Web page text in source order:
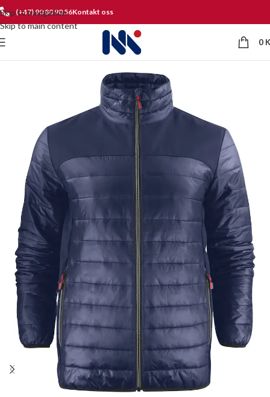
Skip to navigation
Skip to main content
(+47) 90 80 90 56Kontakt oss
0